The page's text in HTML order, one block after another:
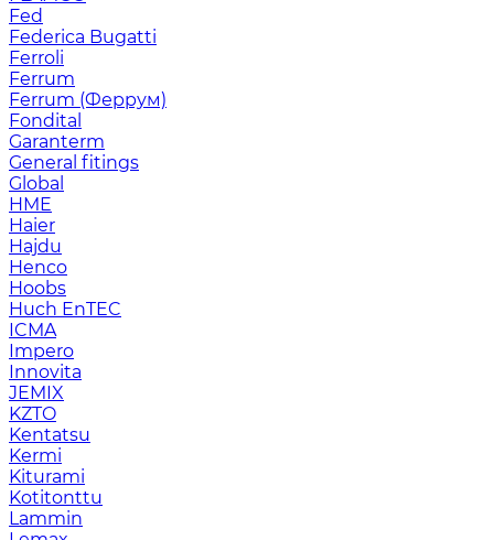
Fed
Federica Bugatti
Ferroli
Ferrum
Ferrum (Феррум)
Fondital
Garanterm
General fitings
Global
HME
Haier
Hajdu
Henco
Hoobs
Huch EnTEC
ICMA
Impero
Innovita
JEMIX
KZTO
Kentatsu
Kermi
Kiturami
Kotitonttu
Lammin